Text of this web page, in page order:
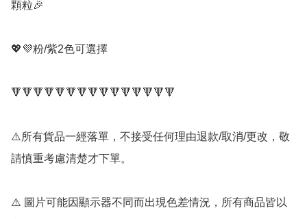
顆粒🎉
💖💜粉/紫2色可選擇
🔻🔻🔻🔻🔻🔻🔻🔻🔻🔻🔻🔻🔻🔻🔻
⚠️所有貨品一經落單，不接受任何理由退款/取消/更改，敬
請慎重考慮清楚才下單。
⚠️ 圖片可能因顯示器不同而出現色差情況，所有商品皆以